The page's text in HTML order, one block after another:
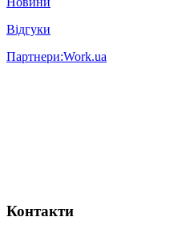
Відгуки
Партнери:Work.ua
Контакти